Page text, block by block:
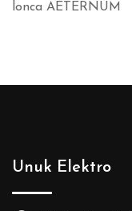
lonca AETERNUM
Unuk Elektro